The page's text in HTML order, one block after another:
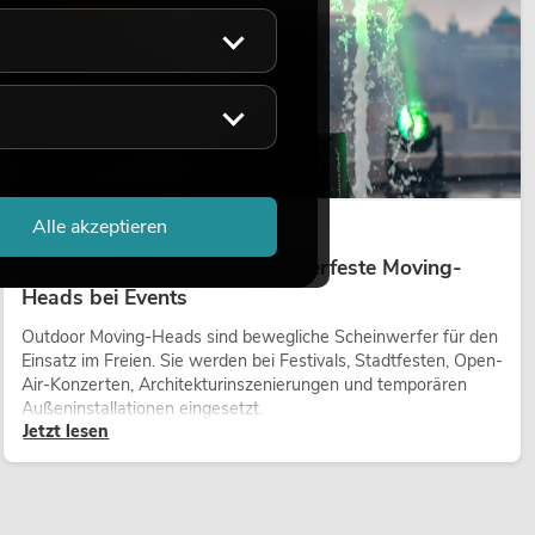
14.05.2026
Outdoor Moving-Heads: Wetterfeste Moving-
Heads bei Events
Outdoor Moving-Heads sind bewegliche Scheinwerfer für den
Einsatz im Freien. Sie werden bei Festivals, Stadtfesten, Open-
Air-Konzerten, Architekturinszenierungen und temporären
Außeninstallationen eingesetzt.
Jetzt lesen
Alle akzeptieren